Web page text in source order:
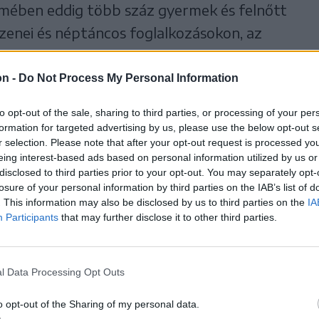
- Do Not Process My Personal Information
opt-out of the sale, sharing to third parties, or processing of your
for targeted advertising by us, please use the below opt-out
selection. Please note that after your opt-out request is processed
interest-based ads based on personal information utilized by us
to third parties prior to your opt-out. You may separately
of your personal information by third parties on the IAB’s list of
This information may also be disclosed by us to third parties on the
Participants that may further disclose it to other third parties.
Data Processing Opt Outs
opt-out of the Sharing of my personal data.
eddig több száz gyermek és felnőtt
és néptáncos foglalkozásokon, az
arra kényszerítette az épületet
hogy új megoldásokat találjanak.
Erdélyi Hagyományok Háza
Itt hétfőtől csütörtökig
különböző hangszerek tanórái.
mint száz diák vesz
csapat pedig kilenc